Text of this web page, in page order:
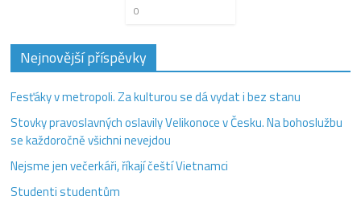
0
Nejnovější příspěvky
Fesťáky v metropoli. Za kulturou se dá vydat i bez stanu
Stovky pravoslavných oslavily Velikonoce v Česku. Na bohoslužbu
se každoročně všichni nevejdou
Nejsme jen večerkáři, říkají čeští Vietnamci
Studenti studentům